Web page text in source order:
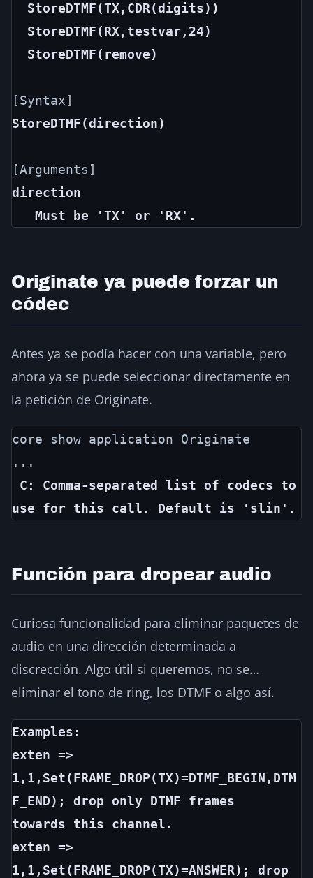
StoreDTMF(TX,CDR(digits))
StoreDTMF(RX,testvar,24)
StoreDTMF(remove)
StoreDTMF(direction)
direction
Must be 'TX' or 'RX'.
Originate ya puede forzar un
códec
Antes ya se podía hacer con una variable, pero
ahora ya se puede seleccionar directamente en
la petición de Originate.
core show application Originate
C: Comma-separated list of codecs to
use for this call. Default is 'slin'.
Función para dropear audio
Curiosa funcionalidad para eliminar paquetes de
audio en una dirección determinada a
discrección. Algo útil si queremos, no se…
eliminar el tono de ring, los DTMF o algo así.
Examples:
exten =>
1,1,Set(FRAME_DROP(TX)=DTMF_BEGIN,DTM
F_END); drop only DTMF frames
towards this channel.
exten =>
1,1,Set(FRAME_DROP(TX)=ANSWER); drop